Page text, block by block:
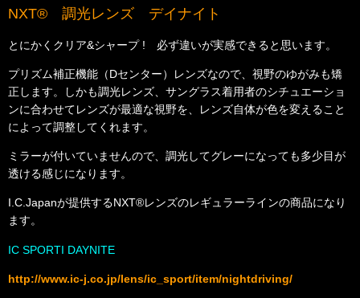
NXT® 調光レンズ デイナイト
とにかくクリア&シャープ ! 必ず違いが実感できると思います。
プリズム補正機能（Dセンター）レンズなので、視野のゆがみも矯
正します。しかも調光レンズ、サングラス着用者のシチュエーショ
ンに合わせてレンズが最適な視野を、レンズ自体が色を変えること
によって調整してくれます。
ミラーが付いていませんので、調光してグレーになっても多少目が
透ける感じになります。
I.C.Japanが提供するNXT®レンズのレギュラーラインの商品になり
ます。
IC SPORTI DAYNITE
http://www.ic-j.co.jp/lens/ic_sport/item/nightdriving/